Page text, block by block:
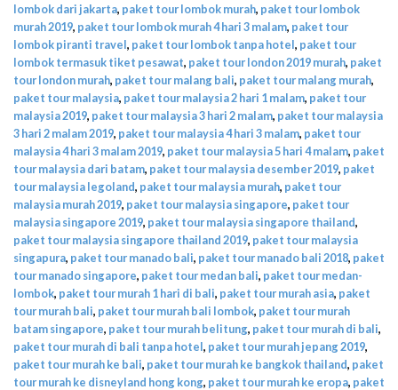
lombok dari jakarta, paket tour lombok murah, paket tour lombok
murah 2019, paket tour lombok murah 4 hari 3 malam, paket tour
lombok piranti travel, paket tour lombok tanpa hotel, paket tour
lombok termasuk tiket pesawat, paket tour london 2019 murah, paket
tour london murah, paket tour malang bali, paket tour malang murah,
paket tour malaysia, paket tour malaysia 2 hari 1 malam, paket tour
malaysia 2019, paket tour malaysia 3 hari 2 malam, paket tour malaysia
3 hari 2 malam 2019, paket tour malaysia 4 hari 3 malam, paket tour
malaysia 4 hari 3 malam 2019, paket tour malaysia 5 hari 4 malam, paket
tour malaysia dari batam, paket tour malaysia desember 2019, paket
tour malaysia legoland, paket tour malaysia murah, paket tour
malaysia murah 2019, paket tour malaysia singapore, paket tour
malaysia singapore 2019, paket tour malaysia singapore thailand,
paket tour malaysia singapore thailand 2019, paket tour malaysia
singapura, paket tour manado bali, paket tour manado bali 2018, paket
tour manado singapore, paket tour medan bali, paket tour medan-
lombok, paket tour murah 1 hari di bali, paket tour murah asia, paket
tour murah bali, paket tour murah bali lombok, paket tour murah
batam singapore, paket tour murah belitung, paket tour murah di bali,
paket tour murah di bali tanpa hotel, paket tour murah jepang 2019,
paket tour murah ke bali, paket tour murah ke bangkok thailand, paket
tour murah ke disneyland hong kong, paket tour murah ke eropa, paket